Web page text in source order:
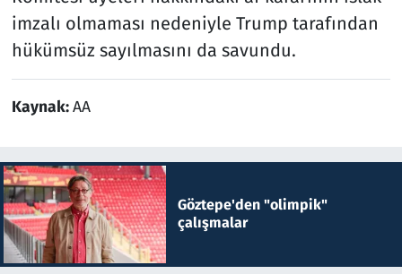
imzalı olmaması nedeniyle Trump tarafından
hükümsüz sayılmasını da savundu.
Kaynak:AA
Göztepe'den "olimpik"
çalışmalar